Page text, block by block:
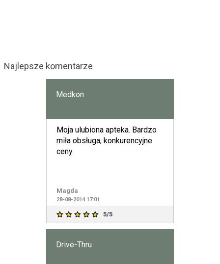
Najlepsze komentarze
Medkon
Moja ulubiona apteka. Bardzo
miła obsługa, konkurencyjne
ceny.
Magda
28-08-2014 17:01
5/5
Drive-Thru